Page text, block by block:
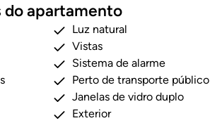
apartamento
Luz natural
Vistas
Sistema de alarme
Perto de transporte público
Janelas de vidro duplo
Exterior